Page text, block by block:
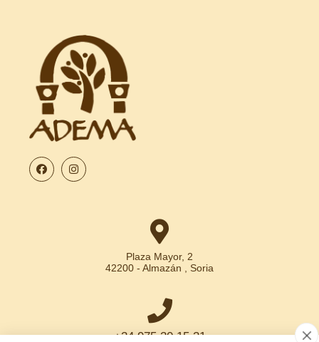
Plaza Mayor, 2
42200 - Almazán , Soria
+34 975 30 15 31